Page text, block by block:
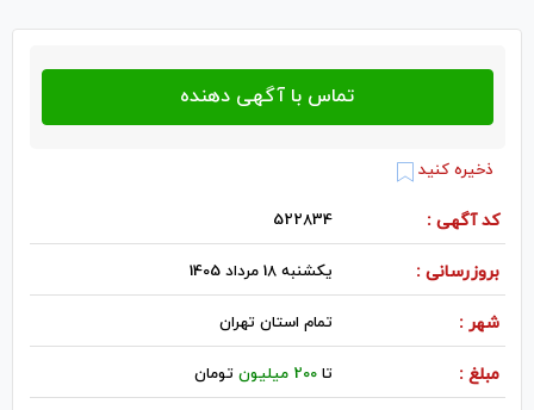
ذخیره کنید
کد آگهی : 522834
بروزرسانی : یکشنبه 18 مرداد 1405
شهر : تمام استان تهران
مبلغ : تا200 میلیون تومان